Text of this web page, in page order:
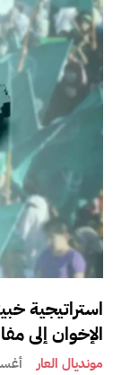
استراتيجية
الإخوان إلى
مونديال العار